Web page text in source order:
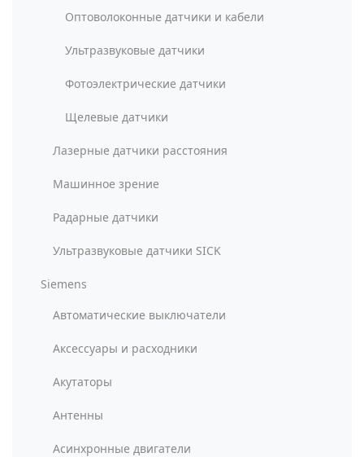
Оптоволоконные датчики и кабели
Ультразвуковые датчики
Фотоэлектрические датчики
Щелевые датчики
Лазерные датчики расстояния
Машинное зрение
Радарные датчики
Ультразвуковые датчики SICK
Siemens
Автоматические выключатели
Аксессуары и расходники
Акутаторы
Антенны
Асинхронные двигатели